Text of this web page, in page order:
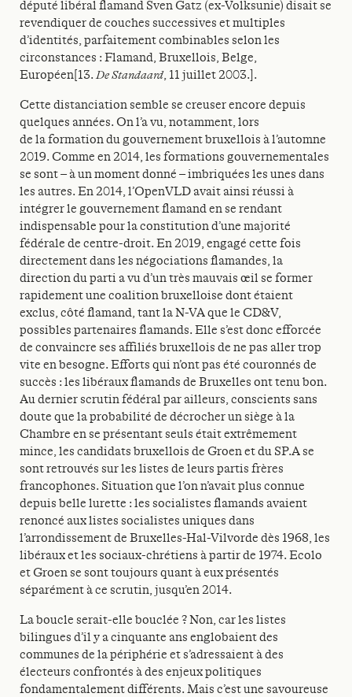
député libéral flamand Sven Gatz (ex-Volksunie) disait se
revendiquer de couches successives et multiples
d’identités, parfaitement combinables selon les
circonstances : Flamand, Bruxellois, Belge,
Européen[13.De Standaard, 11 juillet 2003.].
Cette distanciation semble se creuser encore depuis
quelques années. On l’a vu, notamment, lors
de la formation du gouvernement bruxellois à l’automne
2019. Comme en 2014, les formations gouvernementales
se sont – à un moment donné – imbriquées les unes dans
les autres. En 2014, l’OpenVLD avait ainsi réussi à
intégrer le gouvernement flamand en se rendant
indispensable pour la constitution d’une majorité
fédérale de centre-droit. En 2019, engagé cette fois
directement dans les négociations flamandes, la
direction du parti a vu d’un très mauvais œil se former
rapidement une coalition bruxelloise dont étaient
exclus, côté flamand, tant la N-VA que le CD&V,
possibles partenaires flamands. Elle s’est donc efforcée
de convaincre ses affiliés bruxellois de ne pas aller trop
vite en besogne. Efforts qui n’ont pas été couronnés de
succès : les libéraux flamands de Bruxelles ont tenu bon.
Au dernier scrutin fédéral par ailleurs, conscients sans
doute que la probabilité de décrocher un siège à la
Chambre en se présentant seuls était extrêmement
mince, les candidats bruxellois de Groen et du SP.A se
sont retrouvés sur les listes de leurs partis frères
francophones. Situation que l’on n’avait plus connue
depuis belle lurette : les socialistes flamands avaient
renoncé aux listes socialistes uniques dans
l’arrondissement de Bruxelles-Hal-Vilvorde dès 1968, les
libéraux et les sociaux-chrétiens à partir de 1974. Ecolo
et Groen se sont toujours quant à eux présentés
séparément à ce scrutin, jusqu’en 2014.
La boucle serait-elle bouclée ? Non, car les listes
bilingues d’il y a cinquante ans englobaient des
communes de la périphérie et s’adressaient à des
électeurs confrontés à des enjeux politiques
fondamentalement différents. Mais c’est une savoureuse